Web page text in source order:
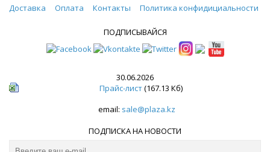
Доставка
Оплата Контакты Политика конфидициальности
ПОДПИСЫВАЙСЯ
30.06.2026
Прайс-лист(167.13 Кб)
email: sale@plaza.kz
ПОДПИСКА НА НОВОСТИ